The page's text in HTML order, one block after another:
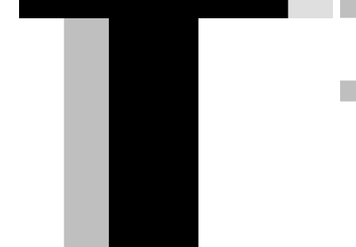
Qashqai και X-Trail, αλλά και ειδικές